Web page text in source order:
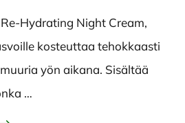
Hydrating Night Cream,
kosteuttaa tehokkaasti
yön aikana. Sisältää
…